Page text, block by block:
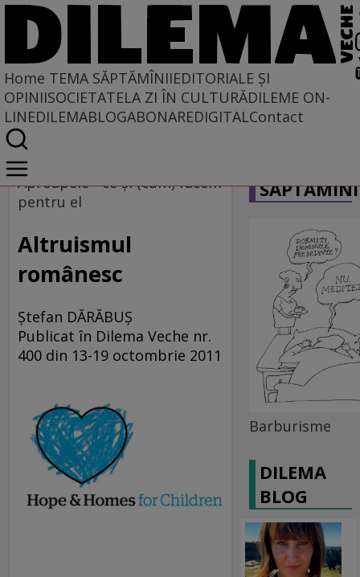
Home TEMA SĂPTĂMÎNIIEDITORIALE ȘI
OPINIISOCIETATELA ZI ÎN CULTURĂDILEME ON-
LINEDILEMABLOGABONAREDIGITALContact
Home
Tema săptămînii
Aproapele - ce și (cum) facem
pentru el
Altruismul
românesc
Ștefan DĂRĂBUȘ
Publicat în Dilema Veche nr.
400 din 13-19 octombrie 2011
Barburisme
DILEMA
BLOG